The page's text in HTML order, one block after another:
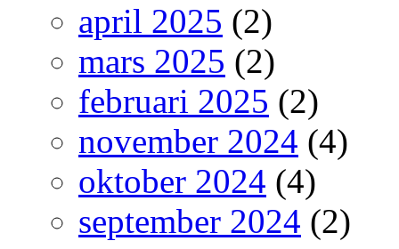
april 2025 (2)
mars 2025 (2)
februari 2025 (2)
november 2024 (4)
oktober 2024 (4)
september 2024 (2)